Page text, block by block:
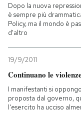
NEWSLETTER
I MIEI PREFERITI
SHOP
CALENDARIO
Dopo la nuova
è sempre più
Policy, ma il mondo è
d'altro
19/9/2011
Continuano le
I manifestanti si
proposta dal governo,
l'esercito ha ucciso